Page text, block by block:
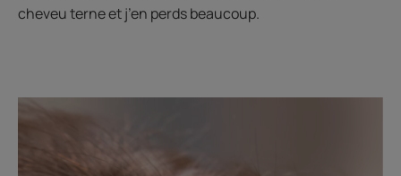
cheveu terne et j’en perds beaucoup.